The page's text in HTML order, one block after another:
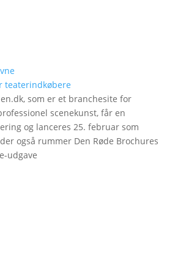
teaterindkøbere
som er et branchesite for
scenekunst, får en
og lanceres 25. februar som
også rummer Den Røde Brochures
udgave